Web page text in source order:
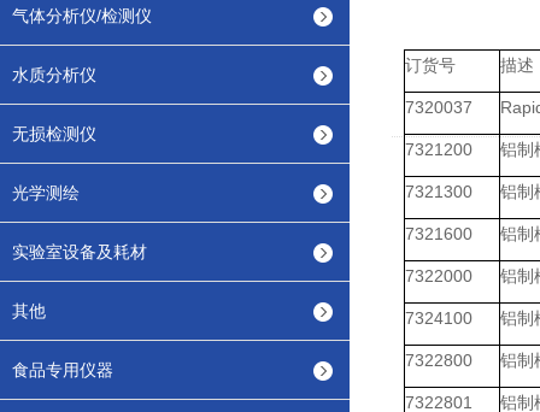
气体分析仪/检测仪
水质分析仪
无损检测仪
光学测绘
实验室设备及耗材
其他
食品专用仪器
订货号 描述
7320037
7321200 铝制
7321300 铝制
7321600 铝制
7322000 铝制
7324100 铝制
7322800 铝制
7322801 铝制